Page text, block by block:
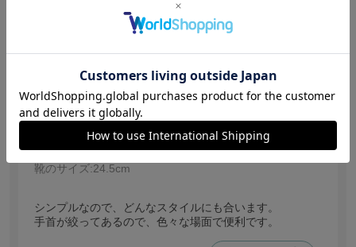
サイズ：ＬＬ
色：ブラック
サイズ感:ちょうどいい
あくびちゃん
156～160cm 体型:ぽっちゃり
年代:40代前半 普段着ているサイズ:LL
靴のサイズ:24.5cm
シンプルなので、どんなスタイルにも合います。
手首が絞ってあるので、色々な場面で便利です。